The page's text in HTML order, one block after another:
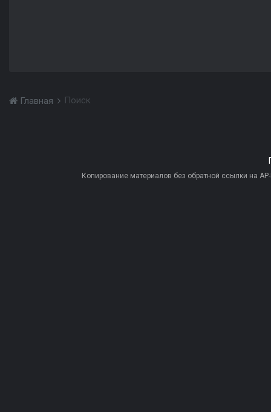
Главная Поиск
Копирование материалов без обратной ссылки на